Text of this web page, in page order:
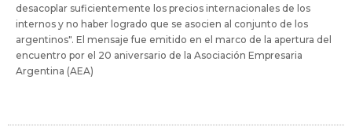
desacoplar suficientemente los precios internacionales de los
internos y no haber logrado que se asocien al conjunto de los
argentinos". El mensaje fue emitido en el marco de la apertura del
encuentro por el 20 aniversario de la Asociación Empresaria
Argentina (AEA)